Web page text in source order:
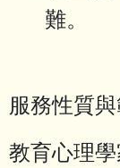
難。
服務性質與
教育心理